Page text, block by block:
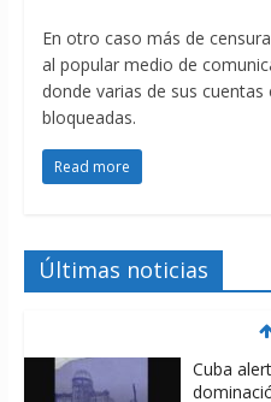
En otro caso más de
al popular medio de
donde varias de sus
bloqueadas.
Read more
Últimas noticias
Cuba